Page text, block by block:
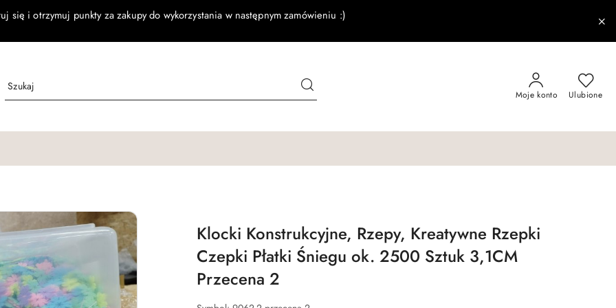
się i otrzymuj punkty za zakupy do wykorzystania w następnym zamówieniu :)
Moje konto Ulubione
Klocki Konstrukcyjne, Rzepy, Kreatywne Rzepki
Czepki Płatki Śniegu ok. 2500 Sztuk 3,1CM
Przecena 2